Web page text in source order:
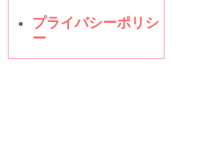
プライバシーポリシ
ー